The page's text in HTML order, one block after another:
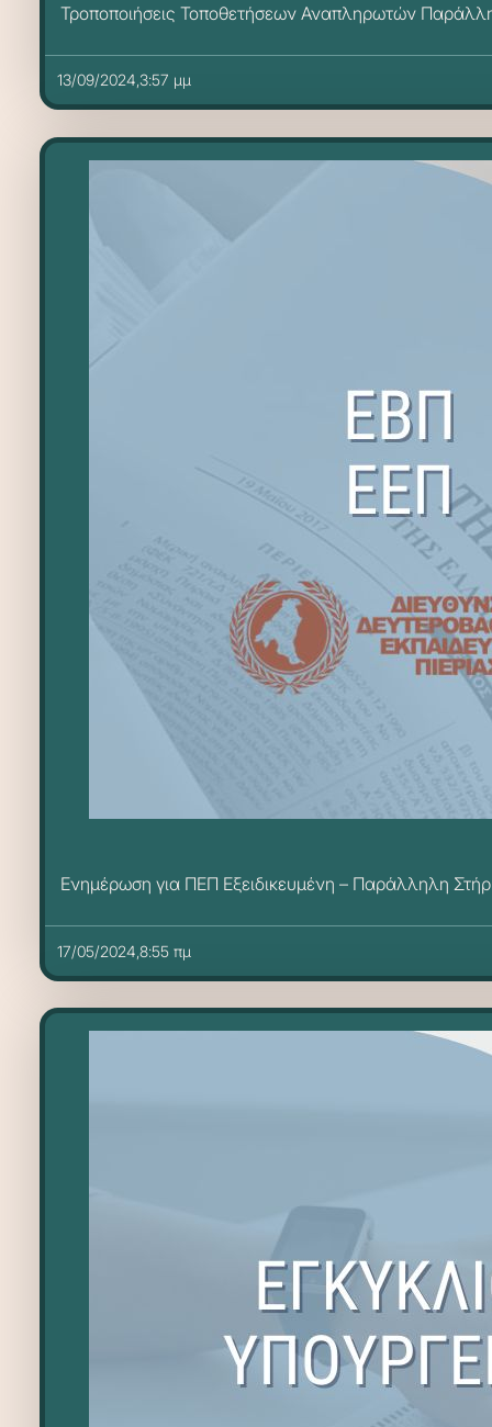
Τροποποιήσεις Τοποθετήσεων Αναπληρωτών
13/09/2024,3:57 μμ
Ενημέρωση για ΠΕΠ Εξειδικευμένη – Παράλληλη
17/05/2024,8:55 πμ